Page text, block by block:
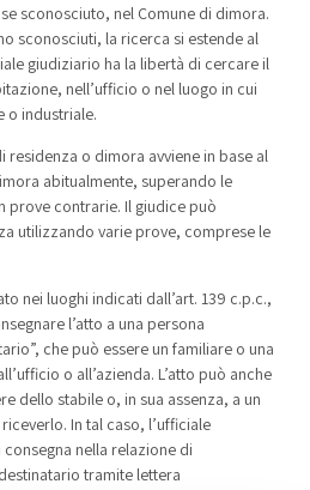
sconosciuto, nel Comune di dimora.
sconosciuti, la ricerca si estende al
giudiziario ha la libertà di cercare il
nell’ufficio o nel luogo in cui
o industriale.
residenza o dimora avviene in base al
abitualmente, superando le
prove contrarie. Il giudice può
utilizzando varie prove, comprese le
nei luoghi indicati dall’art. 139 c.p.c.,
l’atto a una persona
che può essere un familiare o una
o all’azienda. L’atto può anche
dello stabile o, in sua assenza, a un
In tal caso, l’ufficiale
nella relazione di
tramite lettera